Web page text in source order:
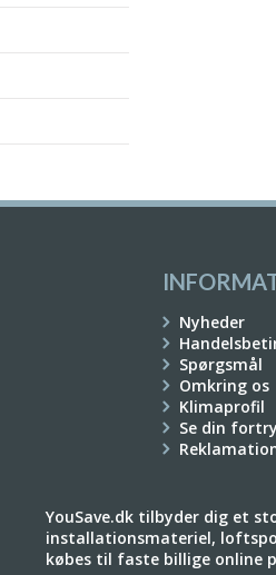
YouSave.dk tilbyder dig et
installationsmateriel,
købes til faste billige online
Nyheder
Spørgsmål
Omkring os
Klimaprofil
Se din